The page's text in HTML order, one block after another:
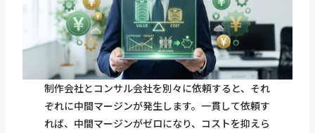
制作会社とコンサル会社を別々に依頼すると、それ
ぞれに中間マージンが発生します。一貫して依頼す
れば、中間マージンがゼロになり、コストを抑えら